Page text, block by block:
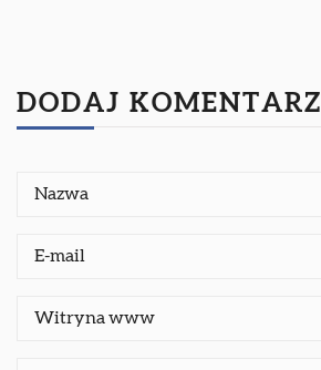
DODAJ KOMENTARZ